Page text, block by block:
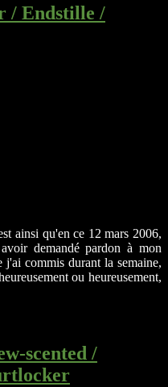
/ Endstille /
ainsi qu'en ce 12 mars 2006,
demandé pardon à mon
j'ai commis durant la semaine,
ou heureusement,
scented /